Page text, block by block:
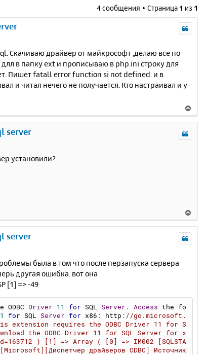
4 сообщения • Страница 1 из 1
Скачиваю драйвер от майкрософт ,делаю все по
в папку ext и прописываю в php.ini строку для
Пишет fatall error function si not defined. и в
и читал нечего не получается. Кто настраивал и у
е
ч
server
установили?
е
к
server
была в том что после перзапуска сервера
другая ошибка. вот она
[1] => -49
Driver 11 for SQL Server . Access the fo
for SQL Server for x86 : http : //go.microsoft.
extension requires the ODBC Driver 11 for S
the ODBC Driver 11 for SQL Server for x
) [1] => Array ( [0] => IM002 [SQLSTA
драйверов ODBC] Источник